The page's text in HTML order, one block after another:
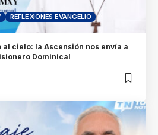
REFLEXIONES EVANGELIO
al cielo: la Ascensión nos envía a
Dominical